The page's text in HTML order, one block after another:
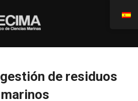
gestión de residuos
marinos